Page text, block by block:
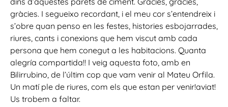
gràcies. I segueixo recordant, i el meu cor s’entendreix i
s’obre quan penso en les festes, histories esbojarrades,
riures, cants i conexions que hem viscut amb cada
persona que hem conegut a les habitacions. Quanta
alegría compartida!! I veig aquesta foto, amb en
Bilirrubino, de l’últim cop que vam venir al Mateu Orfila.
Un matí ple de riures, com els que estan per venir!aviat!
Us trobem a faltar.